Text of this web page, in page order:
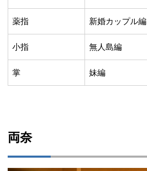
薬指 新婚カップル編
小指 無人島編
掌 妹編
両奈